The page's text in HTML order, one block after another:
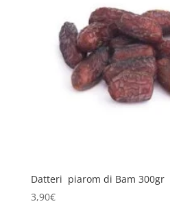
Datteri piarom di Bam 300gr
3,90€